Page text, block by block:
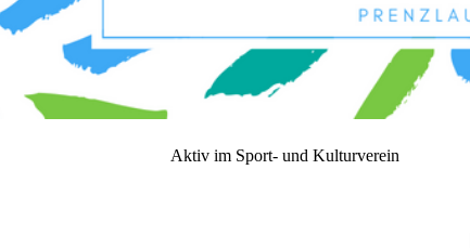
Aktiv im Sport- und Kulturverein